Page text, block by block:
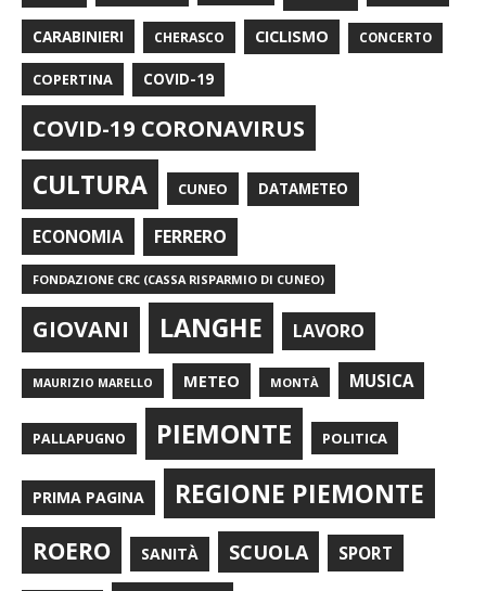
CARABINIERI CHERASCO CICLISMO CONCERTO
COPERTINA COVID-19
COVID-19 CORONAVIRUS
CULTURA CUNEO DATAMETEO
ECONOMIA FERRERO
FONDAZIONE CRC (CASSA RISPARMIO DI CUNEO)
GIOVANI LANGHE LAVORO
MAURIZIO MARELLO METEO MONTÀ MUSICA
PALLAPUGNO PIEMONTE POLITICA
PRIMA PAGINA REGIONE PIEMONTE
ROERO SANITÀ SCUOLA SPORT